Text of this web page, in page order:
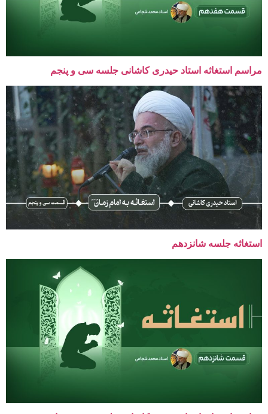
مراسم استغاثه استاد حیدری کاشانی جلسه سی و پنجم
استغاثه جلسه شانزدهم